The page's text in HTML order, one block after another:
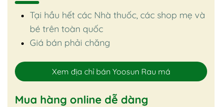
Tại hầu hết các Nhà thuốc, các shop mẹ và
bé trên toàn quốc
Giá bán phải chăng
Xem địa chỉ bán Yoosun Rau má
Mua hàng online dễ dàng